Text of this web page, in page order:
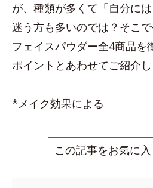
が、種類が多くて「自分に
迷う方も多いのでは？そこ
フェイスパウダー全4商品を
ポイントとあわせてご紹介し
*メイク効果による
この記事をお気に